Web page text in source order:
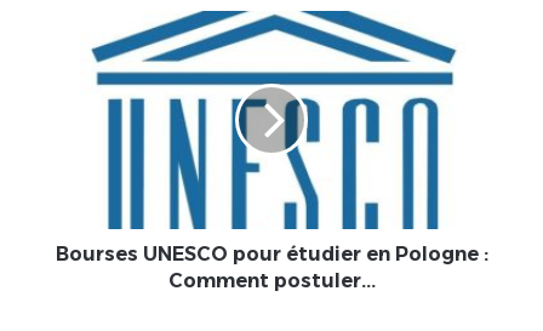
Bourses UNESCO pour étudier en Pologne :
Comment postuler...